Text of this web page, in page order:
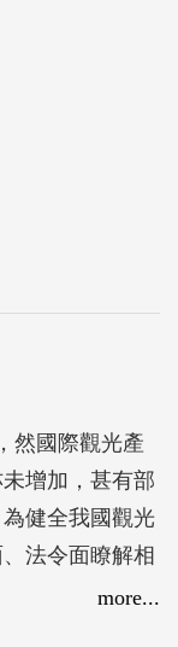
然國際觀光產
增加，甚有部
健全我國觀光
法令面瞭解相
、實務上窒礙
more...